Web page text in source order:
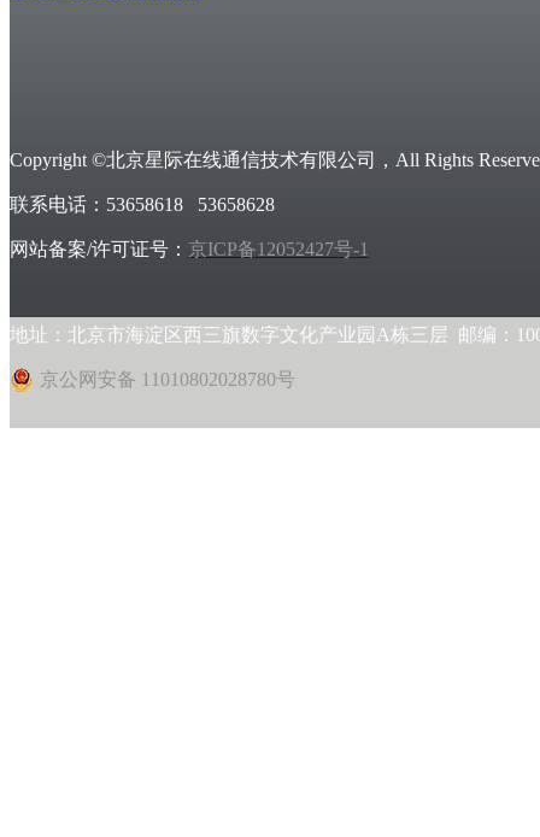
Copyright ©北京星际在线通信技术有限公司，All Rights
联系电话：53658618 53658628
网站备案/许可证号： 京ICP备12052427号-1
地址：北京市海淀区西三旗数字文化产业园A栋三层 邮编：
京公网安备 11010802028780号